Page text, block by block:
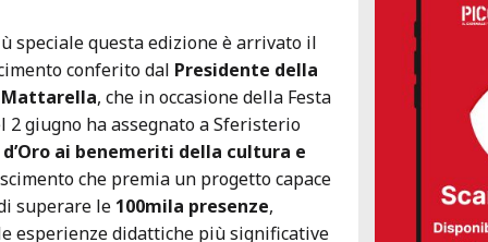
speciale questa edizione è arrivato il
conferito dal Presidente della
Mattarella, che in occasione della Festa
2 giugno ha assegnato a Sferisterio
ai benemeriti della cultura e
che premia un progetto capace
superare le 100mila presenze,
esperienze didattiche più significative